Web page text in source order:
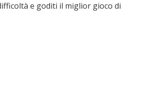
e goditi il miglior gioco di